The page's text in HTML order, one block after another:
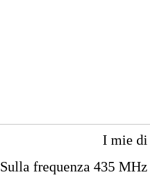
I mie
Sulla frequenza 435